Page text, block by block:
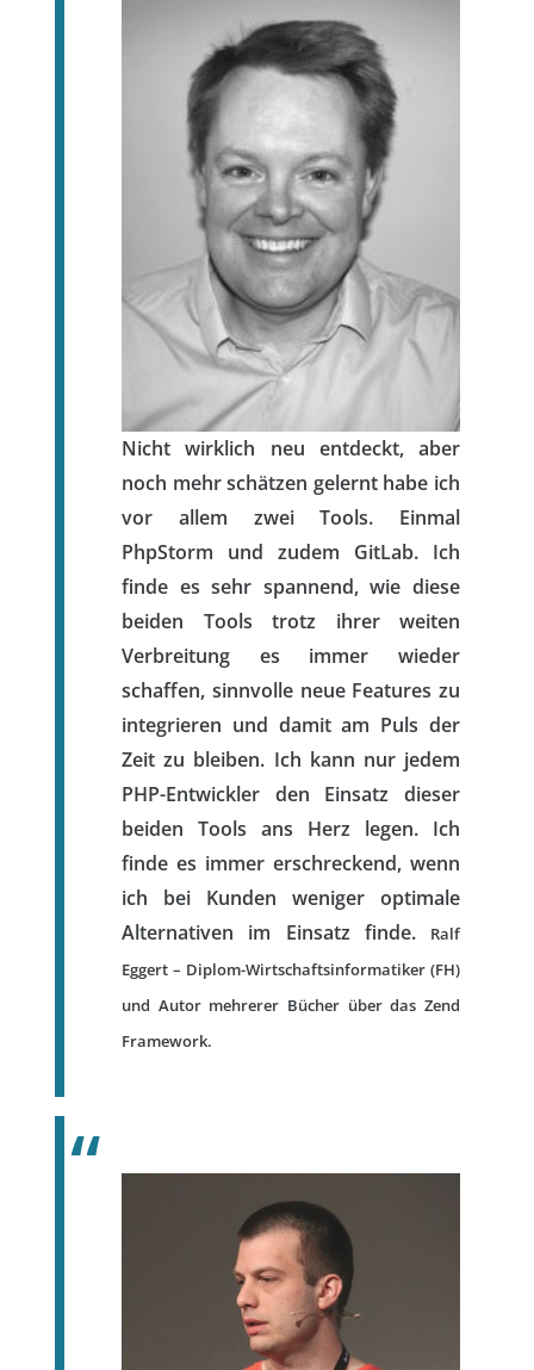
Nicht wirklich neu entdeckt, aber
noch mehr schätzen gelernt habe ich
vor allem zwei Tools. Einmal
PhpStorm und zudem GitLab. Ich
finde es sehr spannend, wie diese
beiden Tools trotz ihrer weiten
Verbreitung es immer wieder
schaffen, sinnvolle neue Features zu
integrieren und damit am Puls der
Zeit zu bleiben. Ich kann nur jedem
PHP-Entwickler den Einsatz dieser
beiden Tools ans Herz legen. Ich
finde es immer erschreckend, wenn
ich bei Kunden weniger optimale
Alternativen im Einsatz finde.
Ralf
Eggert – Diplom-Wirtschaftsinformatiker (FH)
und Autor mehrerer Bücher über das Zend
Framework.